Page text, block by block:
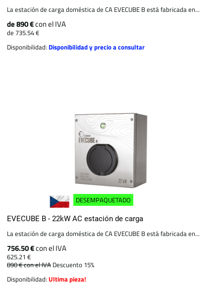
La estación de carga doméstica de CA EVECUBE B está fabricada en...
de 890 €con el IVA
de 735.54 €
Disponibilidad: Disponibilidad y precio a consultar
DESEMPAQUETADO
EVECUBE B - 22kW AC estación de carga
La estación de carga doméstica de CA EVECUBE B está fabricada en...
756.50 €con el IVA
625.21 €
890 €con el IVA Descuento 15%
Disponibilidad:Ultima pieza!